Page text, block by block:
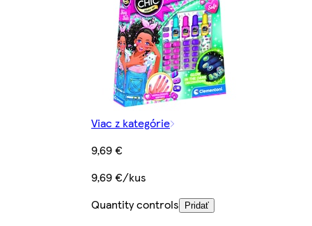
Viac z kategórie
9,69 €
9,69 €/kus
Quantity controls
Pridať